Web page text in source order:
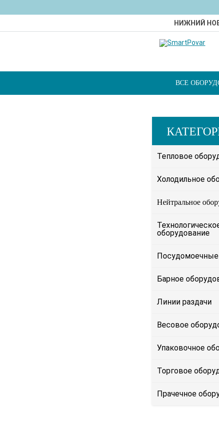
НИЖНИЙ
ВСЕ
Тепловое
Холодильное
Нейтральное
оборудование
Барное
Линии раздачи
Весовое
Упаковочное
Торговое
Прачечное